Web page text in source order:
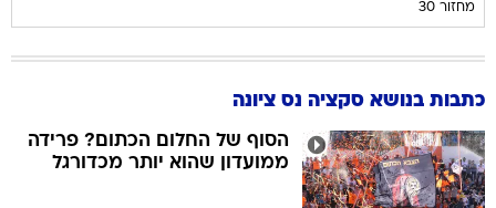
מחזור 30
כתבות בנושא סקציה נס ציונה
הסוף של החלום הכתום? פרידה
ממועדון שהוא יותר מכדורגל